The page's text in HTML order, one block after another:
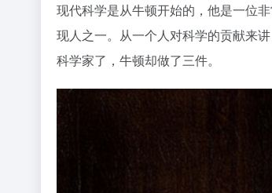
现代科学是从牛顿开始的，他是一位
现人之一。从一个人对科学的贡献来
科学家了，牛顿却做了三件。